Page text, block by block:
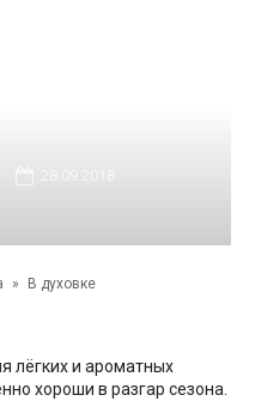
» В духовке
лёгких и ароматных
хороши в разгар сезона.